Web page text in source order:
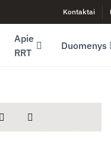
Kontaktai
Apie
RRT
Duomenys
spausdintiDalintis